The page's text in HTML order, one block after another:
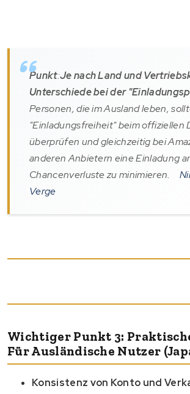
Punkt:Je nach Land und
Unterschiede bei der
Personen, die im Ausland leben,
"Einladungsfreiheit" beim offiziellen
überprüfen und gleichzeitig bei
anderen Anbietern eine Einladung
Chancenverluste zu minimieren.
Verge
Wichtiger Punkt 3:
Für Ausländische Nutzer
Konsistenz von Konto und